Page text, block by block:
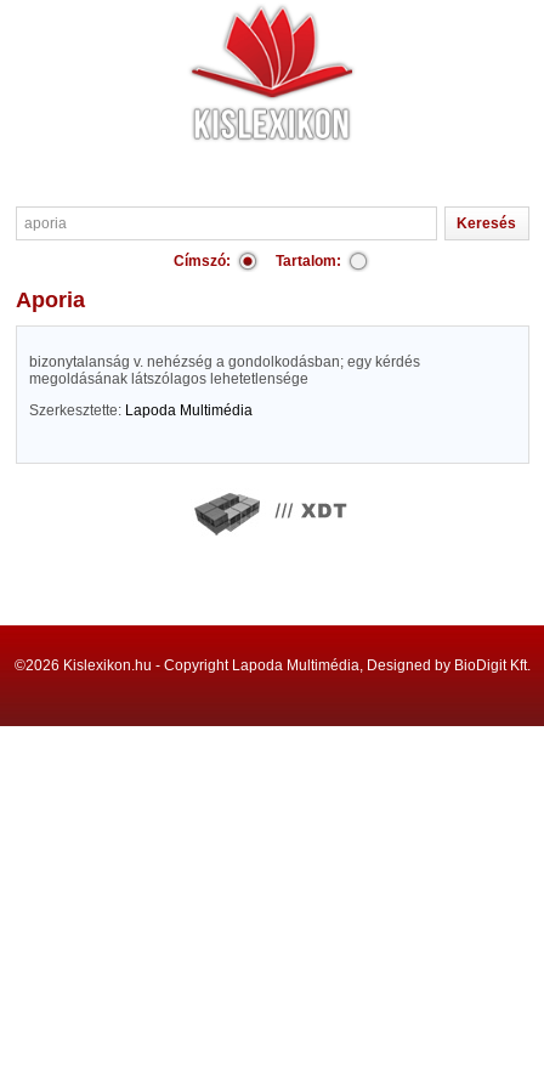
Címszó: Tartalom:
aporia
bizonytalanság v. nehézség a gondolkodásban; egy kérdés
megoldásának látszólagos lehetetlensége
Szerkesztette: Lapoda Multimédia
©2026 Kislexikon.hu - Copyright Lapoda Multimédia, Designed by BioDigit Kft.